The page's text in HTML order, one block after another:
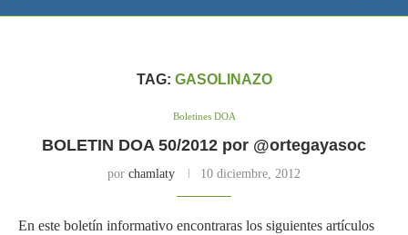
TAG: GASOLINAZO
Boletines DOA
BOLETIN DOA 50/2012 por @ortegayasoc
por chamlaty 10 diciembre, 2012
En este boletín informativo encontraras los siguientes artículos